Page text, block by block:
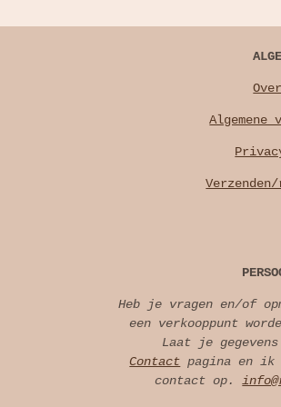
Algemene
Heb je vragen en/of
een verkooppunt
Laat je
Contact pagina en ik
contact op.